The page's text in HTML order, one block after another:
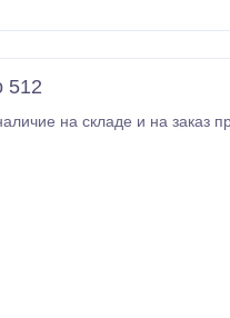
512
на складе и на заказ